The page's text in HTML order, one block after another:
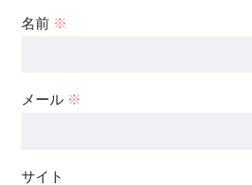
名前 ※
メール ※
サイト